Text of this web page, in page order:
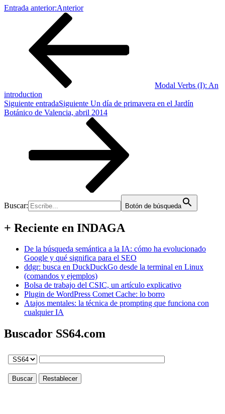
Entrada anterior:Anterior
Modal Verbs (I): An
introduction
Siguiente entradaSiguiente Un día de primavera en el Jardín
Botánico de Valencia, abril 2014
Buscar: Botón de búsqueda
+ Reciente en INDAGA
De la búsqueda semántica a la IA: cómo ha evolucionado
Google y qué significa para el SEO
ddgr: busca en DuckDuckGo desde la terminal en Linux
(comandos y ejemplos)
Bolsa de trabajo del CSIC, un artículo explicativo
Plugin de WordPress Comet Cache: lo borro
Atajos mentales: la técnica de prompting que funciona con
cualquier IA
Buscador SS64.com